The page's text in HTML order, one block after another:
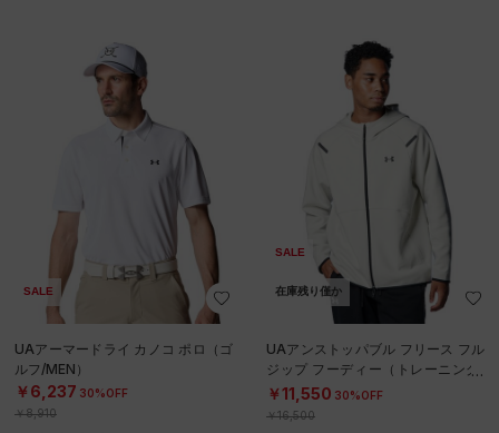
SALE
UAアーマードライ カノコ ポロ（ゴ
ルフ/MEN）
￥6,237 30%OFF
￥8,910
SALE
在庫残り僅か
UAアンストッパブル フリース フル
ジップ フーディー（トレーニング/
MEN）
￥11,550 30%OFF
￥16,500